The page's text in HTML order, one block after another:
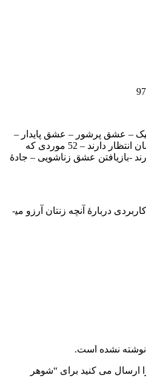
– عشق پرشور – عشق پایدار –
52 موردی که زنان از همسرانشان انتظار دارند – 52 موردی که
-بازیافتن عشق زناشویی – جادۀ
درباره كتاب : کتابی کوچک اما کاربردی دربارۀ آنچه زنتان آرزو می­
نشده است.
ارسال می کنید برای “شوهر